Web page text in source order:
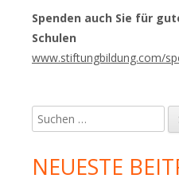
Spenden auch Sie für
Schulen
www.stiftungbildung.com/
Suchen
nach:
NEUESTE